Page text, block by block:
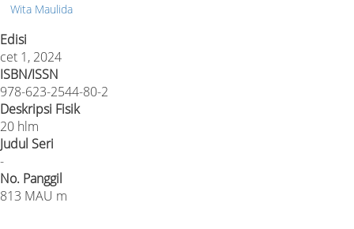
Wita Maulida
Edisi
cet 1, 2024
ISBN/ISSN
978-623-2544-80-2
Deskripsi Fisik
20 hlm
Judul Seri
-
No. Panggil
813 MAU m